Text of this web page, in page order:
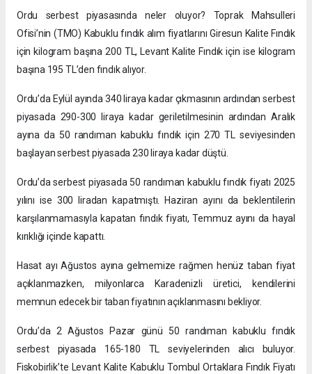
Ordu serbest piyasasında neler oluyor? Toprak Mahsulleri
Ofisi’nin (TMO) Kabuklu fındık alım fiyatlarını Giresun Kalite Fındık
için kilogram başına 200 TL, Levant Kalite Fındık için ise kilogram
başına 195 TL’den fındık alıyor.
Ordu’da Eylül ayında 340 liraya kadar çıkmasının ardından serbest
piyasada 290-300 liraya kadar geriletilmesinin ardından Aralık
ayına da 50 randıman kabuklu fındık için 270 TL seviyesinden
başlayan serbest piyasada 230 liraya kadar düştü.
Ordu’da serbest piyasada 50 randıman kabuklu fındık fiyatı 2025
yılını ise 300 liradan kapatmıştı. Haziran ayını da beklentilerin
karşılanmamasıyla kapatan fındık fiyatı, Temmuz ayını da hayal
kırıklığı içinde kapattı.
Hasat ayı Ağustos ayına gelmemize rağmen henüz taban fiyat
açıklanmazken, milyonlarca Karadenizli üretici, kendilerini
memnun edecek bir taban fiyatının açıklanmasını bekliyor.
Ordu’da 2 Ağustos Pazar günü 50 randıman kabuklu fındık
serbest piyasada 165-180 TL seviyelerinden alıcı buluyor.
Fiskobirlik’te Levant Kalite Kabuklu Tombul Ortaklara Fındık Fiyatı